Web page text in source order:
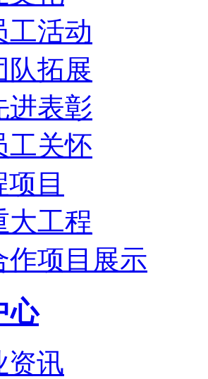
工活动
队拓展
进表彰
工关怀
目
大工程
作项目展示
心
资讯